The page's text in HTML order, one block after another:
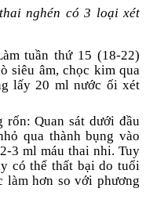
nghén có 3 loại xét
tuần thứ 15 (18-22)
siêu âm, chọc kim qua
lấy 20 ml nước ối xét
rốn: Quan sát dưới đầu
qua thành bụng vào
3 ml máu thai nhi. Tuy
có thể thất bại do tuổi
làm hơn so với phương